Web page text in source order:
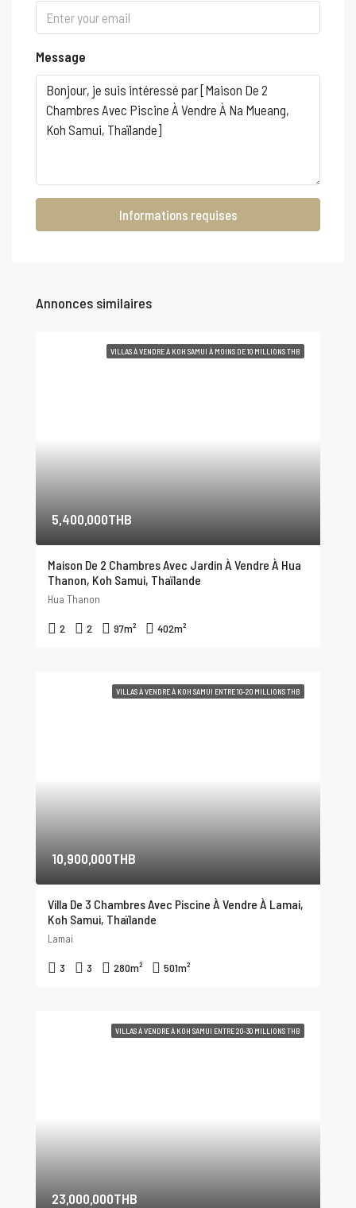
Message
Informations requises
Annonces similaires
VILLAS À VENDRE À KOH SAMUI À MOINS DE 10 MILLIONS THB
5,400,000THB
Maison De 2 Chambres Avec Jardin À Vendre À Hua
Thanon, Koh Samui, Thaïlande
Hua Thanon
2 2 97m² 402m²
VILLAS À VENDRE À KOH SAMUI ENTRE 10-20 MILLIONS THB
10,900,000THB
Villa De 3 Chambres Avec Piscine À Vendre À Lamai,
Koh Samui, Thaïlande
Lamai
3 3 280m² 501m²
VILLAS À VENDRE À KOH SAMUI ENTRE 20-30 MILLIONS THB
23,000,000THB